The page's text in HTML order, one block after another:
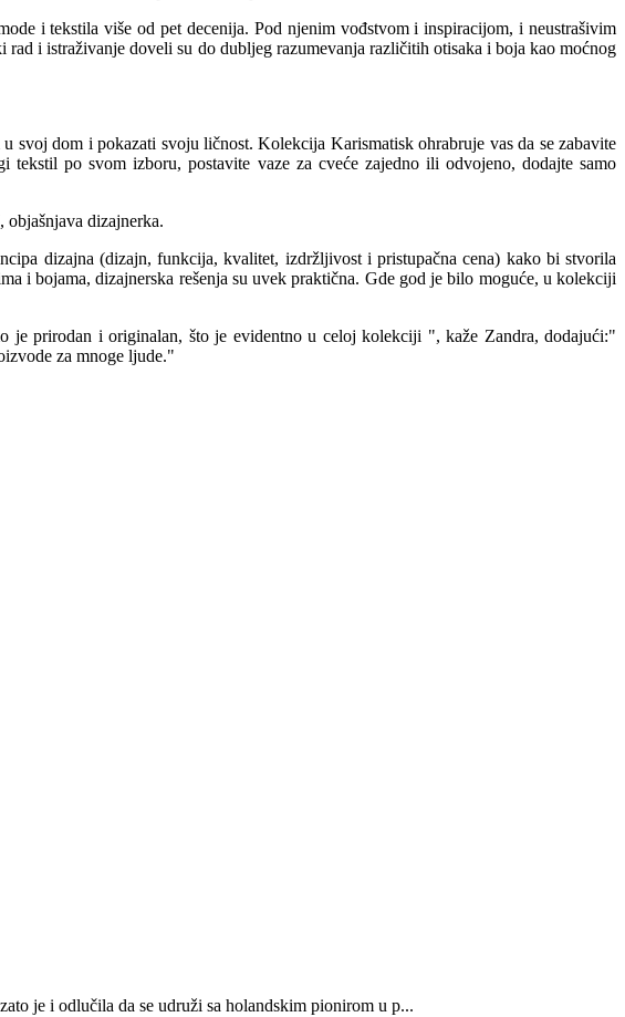
i tekstila više od pet decenija. Pod njenim vođstvom i inspiracijom, i neustrašivim
i istraživanje doveli su do dubljeg razumevanja različitih otisaka i boja kao moćnog
svoj dom i pokazati svoju ličnost. Kolekcija Karismatisk ohrabruje vas da se zabavite
po svom izboru, postavite vaze za cveće zajedno ili odvojeno, dodajte samo
dizajnerka.
dizajna (dizajn, funkcija, kvalitet, izdržljivost i pristupačna cena) kako bi stvorila
i bojama, dizajnerska rešenja su uvek praktična. Gde god je bilo moguće, u kolekciji
je prirodan i originalan, što je evidentno u celoj kolekciji ", kaže Zandra, dodajući:"
za mnoge ljude."
je i odlučila da se udruži sa holandskim pionirom u p...